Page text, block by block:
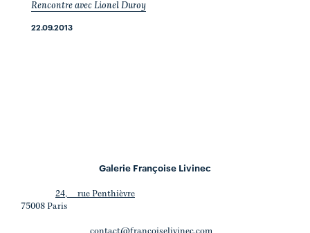
Rencontre avec Lionel Duroy
22.09.2013
Galerie Françoise Livinec
24, rue Penthièvre
75008 Paris